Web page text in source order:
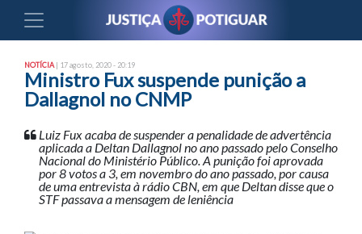
NOTÍCIA | 17 agosto, 2020 - 20:19
Ministro Fux suspende punição a
Dallagnol no CNMP
Luiz Fux acaba de suspender a penalidade de advertência
aplicada a Deltan Dallagnol no ano passado pelo Conselho
Nacional do Ministério Público. A punição foi aprovada
por 8 votos a 3, em novembro do ano passado, por causa
de uma entrevista à rádio CBN, em que Deltan disse que o
STF passava a mensagem de leniência